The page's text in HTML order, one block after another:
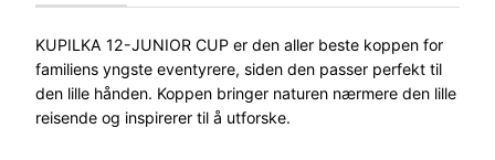
T
u
r
k
KUPILKA 12-JUNIOR CUP er den aller beste koppen for
familiens yngste eventyrere, siden den passer perfekt til
den lille hånden. Koppen bringer naturen nærmere den lille
reisende og inspirerer til å utforske.